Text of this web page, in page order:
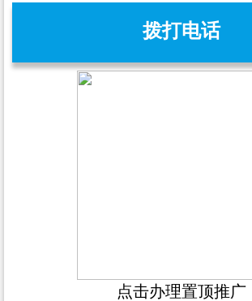
拨打电话
点击办理置顶推广